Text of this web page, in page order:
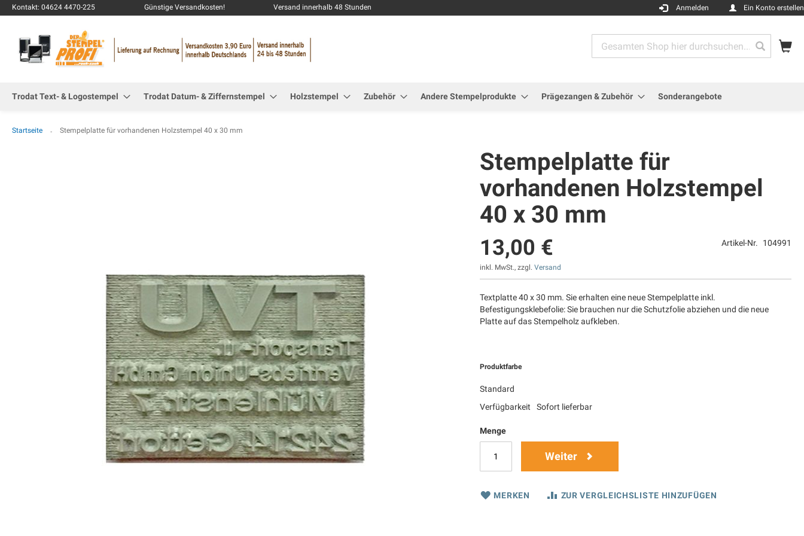
Kontakt: 04624 4470-225 Günstige Versandkosten! Versand innerhalb 48 Stunden Anmelden Ein Konto erstellen
Search
Trodat Text- & Logostempel Trodat Datum- & Ziffernstempel Holzstempel Zubehör Andere Stempelprodukte Prägezangen & Zubehör Sonderangebote
Startseite Stempelplatte für vorhandenen Holzstempel 40 x 30 mm
Stempelplatte für
vorhandenen Holzstempel
40 x 30 mm
13,00 €
inkl. MwSt., zzgl.Versand
Artikel-Nr. 104991
Textplatte 40 x 30 mm. Sie erhalten eine neue Stempelplatte inkl.
Befestigungsklebefolie: Sie brauchen nur die Schutzfolie abziehen und die neue
Platte auf das Stempelholz aufkleben.
Produktfarbe
Standard
Verfügbarkeit
Sofort lieferbar
Menge
Weiter
MERKEN ZUR VERGLEICHSLISTE HINZUFÜGEN